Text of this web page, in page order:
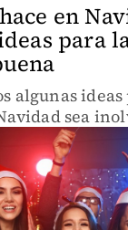
en
para
algunas
sea